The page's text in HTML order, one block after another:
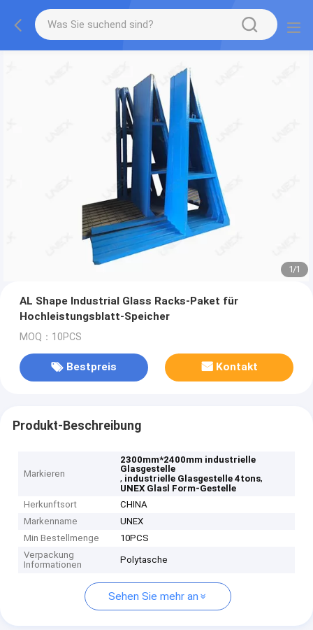
1/1
AL Shape Industrial Glass Racks-Paket für
Hochleistungsblatt-Speicher
MOQ：10PCS
Bestpreis Kontakt
Produkt-Beschreibung
Markieren
2300mm*2400mm industrielle
Glasgestelle
, industrielle Glasgestelle 4tons,
UNEX Glasl Form-Gestelle
Herkunftsort
CHINA
Markenname
UNEX
Min Bestellmenge
10PCS
Verpackung
Informationen
Polytasche
Sehen Sie mehr an